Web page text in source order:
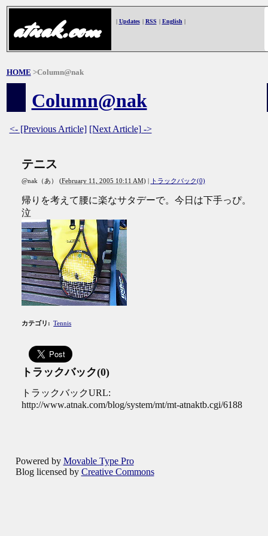
atnak.com | Updates | RSS | English |
HOME >Column@nak
Column@nak
<- [Previous Article] [Next Article] ->
テニス
@nak（あ） (February 11, 2005 10:11 AM) | トラックバック(0)
帰りを考えて腰に楽なサタデーで。今日は下手っぴ。
泣
カテゴリ : Tennis
トラックバック(0)
トラックバックURL:
http://www.atnak.com/blog/system/mt/mt-atnaktb.cgi/6188
Powered by Movable Type Pro
Blog licensed by Creative Commons